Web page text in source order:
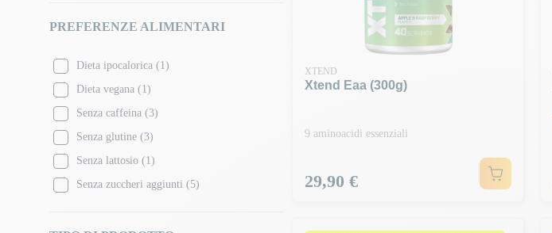
Tè freddo al limone(1)
PREFERENZE ALIMENTARI
Dieta ipocalorica (1)
Dieta vegana (1)
Senza caffeina (3)
Senza glutine (3)
Senza lattosio (1)
Senza zuccheri aggiunti (5)
XTEND
Xtend Eaa (300g)
9 aminoacidi essenziali
Prezzo
29,90 €